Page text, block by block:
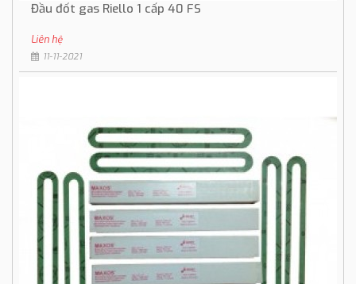
Đầu đốt gas Riello 1 cấp 40 FS
Liên hệ
11-11-2021